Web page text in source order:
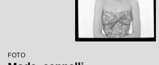
FOTO